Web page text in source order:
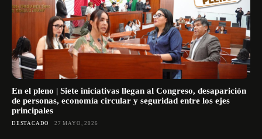
En el pleno | Siete iniciativas llegan al Congreso, desaparición
de personas, economía circular y seguridad entre los ejes
principales
DESTACADO 27 MAYO, 2026